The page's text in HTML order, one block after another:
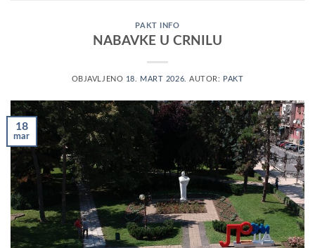
PAKT INFO
NABAVKE U CRNILU
OBJAVLJENO 18. MART 2026. AUTOR: PAKT
18
mar